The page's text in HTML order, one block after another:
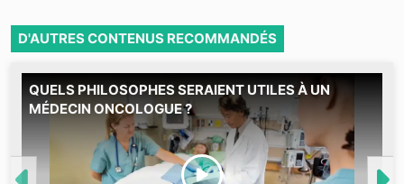
D'AUTRES CONTENUS RECOMMANDÉS
QUELS PHILOSOPHES SERAIENT UTILES À UN
MÉDECIN ONCOLOGUE ?